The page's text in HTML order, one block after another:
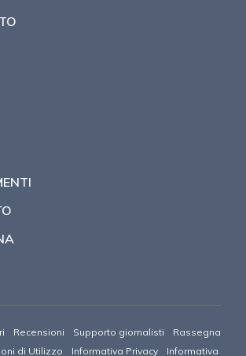
Recensioni Supporto giornalisti
Rassegna
di Utilizzo Informativa Privacy Informativa